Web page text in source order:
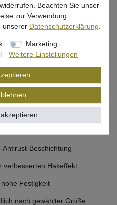
Beschichtung
verbesserten Hakeffekt
Festigkeit
nach gewählter Größe
Beachten Sie unser
zur Verwendung
unserer Daten­schutz­erklärung.
Marketing
Weitere Einstellungen